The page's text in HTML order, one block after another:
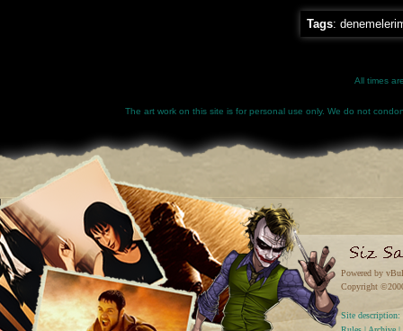
Tags:
All times
The art work on this site is for personal use only. We do not
Powered by
Copyright
Site